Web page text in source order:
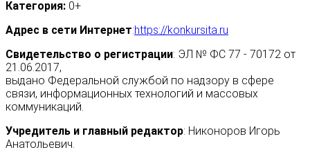
Категория: 0+
Адрес в сети Интернет:https://konkursita.ru
Свидетельство о регистрации: ЭЛ № ФС 77 - 70172 от
21.06.2017,
выдано Федеральной службой по надзору в сфере
связи, информационных технологий и массовых
коммуникаций.
Учредитель и главный редактор: Никоноров Игорь
Анатольевич.